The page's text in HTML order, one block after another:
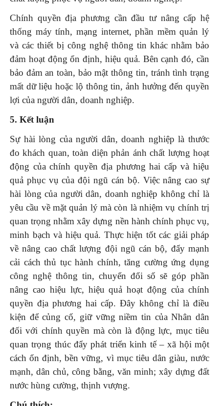
Chính quyền địa phương cần đầu tư nâng cấp hệ
thống máy tính, mạng internet, phần mềm quản lý
và các thiết bị công nghệ thông tin khác nhằm bảo
đảm hoạt động ổn định, hiệu quả. Bên cạnh đó, cần
bảo đảm an toàn, bảo mật thông tin, tránh tình trạng
mất dữ liệu hoặc lộ thông tin, ảnh hưởng đến quyền
lợi của người dân, doanh nghiệp.
5. Kết luận
Sự hài lòng của người dân, doanh nghiệp là thước
đo khách quan, toàn diện phản ánh chất lượng hoạt
động của chính quyền địa phương hai cấp và hiệu
quả phục vụ của đội ngũ cán bộ. Việc nâng cao sự
hài lòng của người dân, doanh nghiệp không chỉ là
yêu cầu về mặt quản lý mà còn là nhiệm vụ chính trị
quan trọng nhằm xây dựng nền hành chính phục vụ,
minh bạch và hiệu quả. Thực hiện tốt các giải pháp
về nâng cao chất lượng đội ngũ cán bộ, đẩy mạnh
cải cách thủ tục hành chính, tăng cường ứng dụng
công nghệ thông tin, chuyển đổi số sẽ góp phần
nâng cao hiệu lực, hiệu quả hoạt động của chính
quyền địa phương hai cấp. Đây không chỉ là điều
kiện để củng cố, giữ vững niềm tin của Nhân dân
đối với chính quyền mà còn là động lực, mục tiêu
quan trọng thúc đẩy phát triển kinh tế – xã hội một
cách ổn định, bền vững, vì mục tiêu dân giàu, nước
mạnh, dân chủ, công bằng, văn minh; xây dựng đất
nước hùng cường, thịnh vượng.